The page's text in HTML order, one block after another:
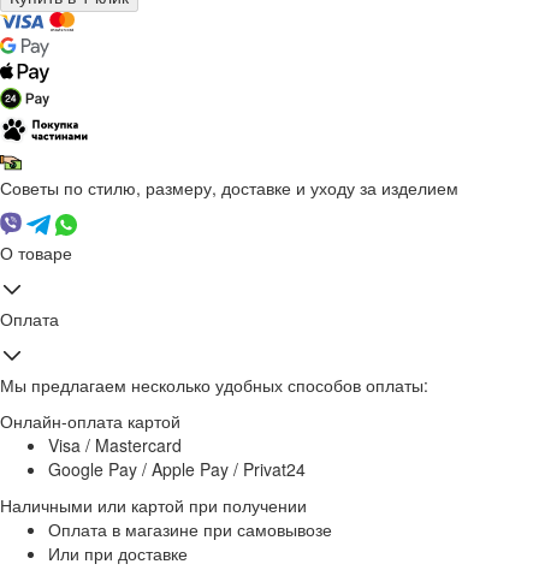
Советы по стилю, размеру, доставке и уходу за изделием
О товаре
Оплата
Мы предлагаем несколько удобных способов оплаты:
Онлайн-оплата картой
Visa / Mastercard
Google Pay / Apple Pay / Privat24
Наличными или картой при получении
Оплата в магазине при самовывозе
Или при доставке